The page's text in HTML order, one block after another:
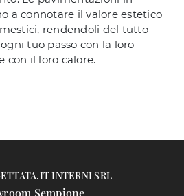
a connotare il valore estetico
rendendoli del tutto
tuo passo con la loro
con il loro calore.
INTERNI SRL